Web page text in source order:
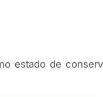
estado de